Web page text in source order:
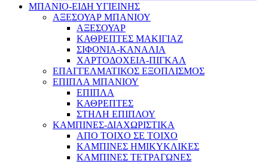
ΜΠΑΝΙΟ-ΕΙΔΗ ΥΓΙΕΙΝΗΣ
ΑΞΕΣΟΥΑΡ ΜΠΑΝΙΟΥ
ΑΞΕΣΟΥΑΡ
ΚΑΘΡΕΠΤΕΣ ΜΑΚΙΓΙΑΖ
ΣΙΦΟΝΙΑ-ΚΑΝΑΛΙΑ
ΧΑΡΤΟΔΟΧΕΙΑ-ΠΙΓΚΑΛ
ΕΠΑΓΓΕΛΜΑΤΙΚΟΣ ΕΞΟΠΛΙΣΜΟΣ
ΕΠΙΠΛΑ ΜΠΑΝΙΟΥ
ΕΠΙΠΛΑ
ΚΑΘΡΕΠΤΕΣ
ΣΤΗΛΗ ΕΠΙΠΛΟΥ
ΚΑΜΠΙΝΕΣ-ΔΙΑΧΩΡΙΣΤΙΚΑ
ΑΠΟ ΤΟΙΧΟ ΣΕ ΤΟΙΧΟ
ΚΑΜΠΙΝΕΣ ΗΜΙΚΥΚΛΙΚΕΣ
ΚΑΜΠΙΝΕΣ ΤΕΤΡΑΓΩΝΕΣ